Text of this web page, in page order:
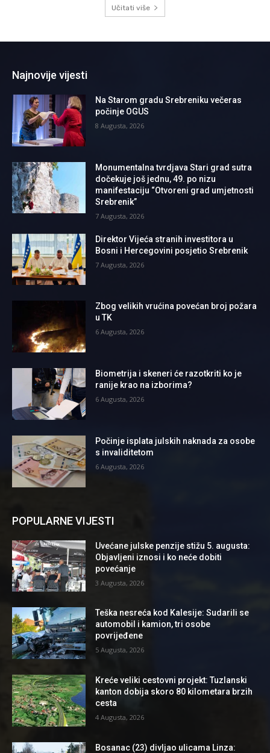
Učitati više
Najnovije vijesti
Na Starom gradu Srebreniku večeras
počinje OGUS
8 Augusta, 2026
Monumentalna tvrdjava Stari grad sutra
dočekuje još jednu, 49. po nizu
manifestaciju “Otvoreni grad umjetnosti
Srebrenik”
7 Augusta, 2026
Direktor Vijeća stranih investitora u
Bosni i Hercegovini posjetio Srebrenik
7 Augusta, 2026
Zbog velikih vrućina povećan broj požara
u TK
6 Augusta, 2026
Biometrija i skeneri će razotkriti ko je
ranije krao na izborima?
6 Augusta, 2026
Počinje isplata julskih naknada za osobe
s invaliditetom
6 Augusta, 2026
POPULARNE VIJESTI
Uvećane julske penzije stižu 5. augusta:
Objavljeni iznosi i ko neće dobiti
povećanje
3 Augusta, 2026
Teška nesreća kod Kalesije: Sudarili se
automobil i kamion, tri osobe
povrijeđene
5 Augusta, 2026
Kreće veliki cestovni projekt: Tuzlanski
kanton dobija skoro 80 kilometara brzih
cesta
4 Augusta, 2026
Bosanac (23) divljao ulicama Linza: